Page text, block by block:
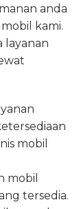
anda
kami.
layanan
mobil
mobil
tersedia.